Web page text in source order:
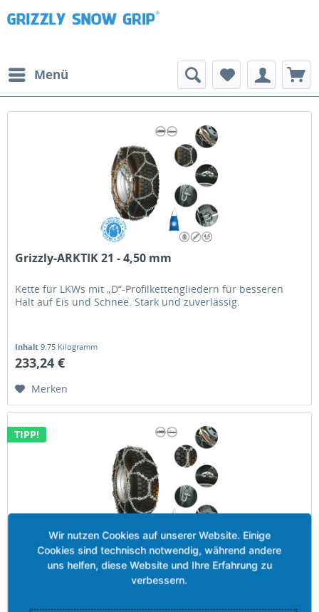
Menü
Grizzly-ARKTIK 21 - 4,50 mm
Kette für LKWs mit „D“-Profilkettengliedern für besseren
Halt auf Eis und Schnee. Stark und zuverlässig.
Inhalt9.75 Kilogramm
233,24 €
Merken
TIPP!
Grizzly-ARKTIK SUPER 21 - 4,50 mm